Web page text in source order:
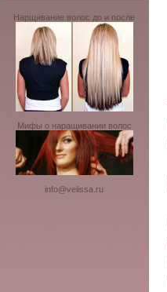
Нарщивание волос до и после
Мифы о наращивании волос
info@velissa.ru